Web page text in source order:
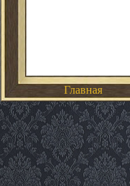
Главная